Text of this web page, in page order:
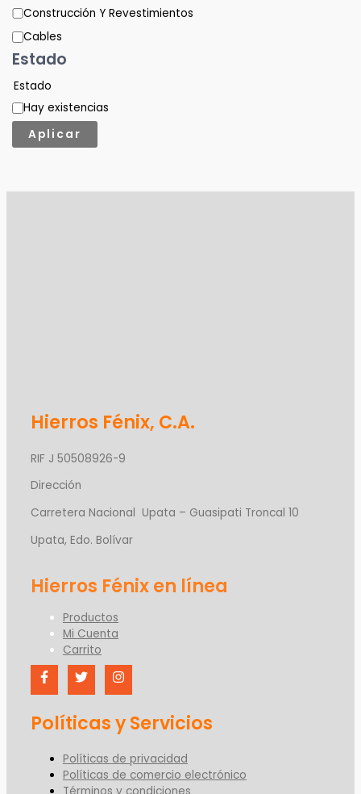
Construcción Y Revestimientos
Cables
Estado
Estado
Hay existencias
Aplicar
Hierros Fénix, C.A.
RIF J 50508926-9
Dirección
Carretera Nacional Upata – Guasipati Troncal 10
Upata, Edo. Bolívar
Productos
Mi Cuenta
Carrito
Políticas y Servicios
Políticas de privacidad
Políticas de comercio electrónico